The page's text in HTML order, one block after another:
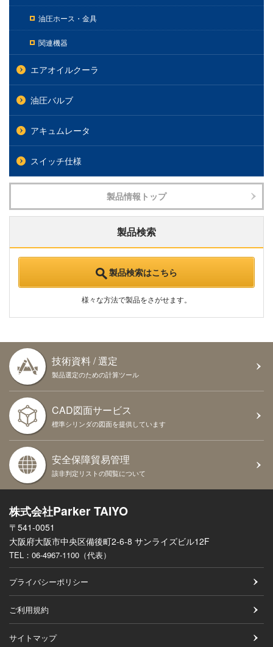
油圧ホース・金具
関連機器
エアオイルクーラ
油圧バルブ
アキュムレータ
スイッチ仕様
製品情報トップ
製品検索
製品検索はこちら
様々な方法で製品をさがせます。
技術資料 / 選定
製品選定のための計算ツール
CAD図面サービス
標準シリンダの図面を提供しています
安全保障貿易管理
該非判定リストの閲覧について
株式会社Parker TAIYO
〒541-0051
大阪府大阪市中央区備後町2-6-8 サンライズビル12F
TEL： 06-4967-1100（代表）
プライバシーポリシー
ご利用規約
サイトマップ